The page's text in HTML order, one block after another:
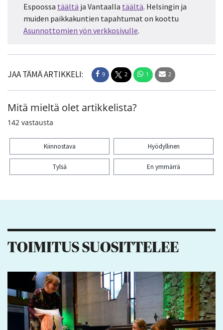
Espoossa täältä ja Vantaalla täältä. Helsingin ja
muiden paikkakuntien tapahtumat on koottu
Asunnottomien yön verkkosivulle.
JAA TÄMÄ ARTIKKELI: 9 2 1 2
Mitä mieltä olet artikkelista?
142 vastausta
Kiinnostava Hyödyllinen
Tylsä En ymmärrä
TOIMITUS SUOSITTELEE